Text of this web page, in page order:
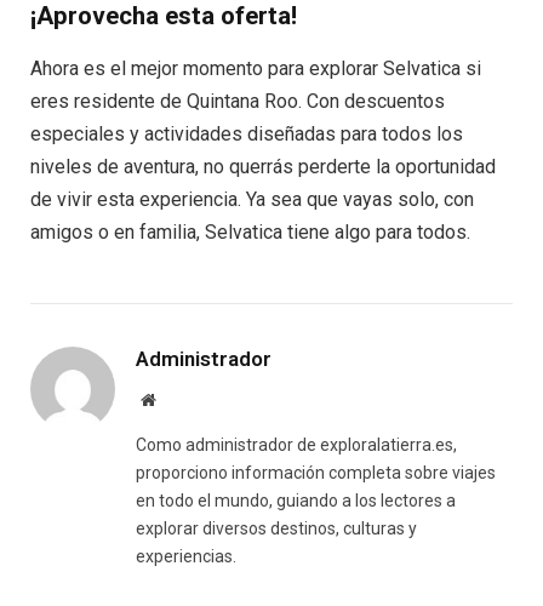
¡Aprovecha esta oferta!
Ahora es el mejor momento para explorar Selvatica si
eres residente de Quintana Roo. Con descuentos
especiales y actividades diseñadas para todos los
niveles de aventura, no querrás perderte la oportunidad
de vivir esta experiencia. Ya sea que vayas solo, con
amigos o en familia, Selvatica tiene algo para todos.
Administrador
Website
Como administrador de exploralatierra.es,
proporciono información completa sobre viajes
en todo el mundo, guiando a los lectores a
explorar diversos destinos, culturas y
experiencias.